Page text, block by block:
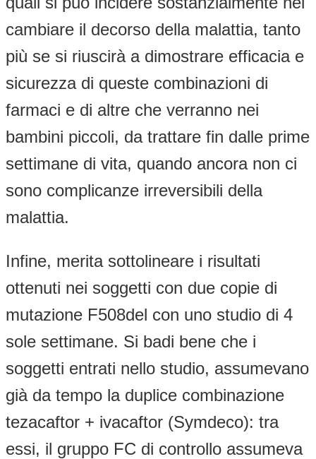
cambiare il decorso della malattia, tanto
più se si riuscirà a dimostrare efficacia e
sicurezza di queste combinazioni di
farmaci e di altre che verranno nei
bambini piccoli, da trattare fin dalle prime
settimane di vita, quando ancora non ci
sono complicanze irreversibili della
malattia.
Infine, merita sottolineare i risultati
ottenuti nei soggetti con due copie di
mutazione F508del con uno studio di 4
sole settimane. Si badi bene che i
soggetti entrati nello studio, assumevano
già da tempo la duplice combinazione
tezacaftor + ivacaftor (Symdeco): tra
essi, il gruppo FC di controllo assumeva